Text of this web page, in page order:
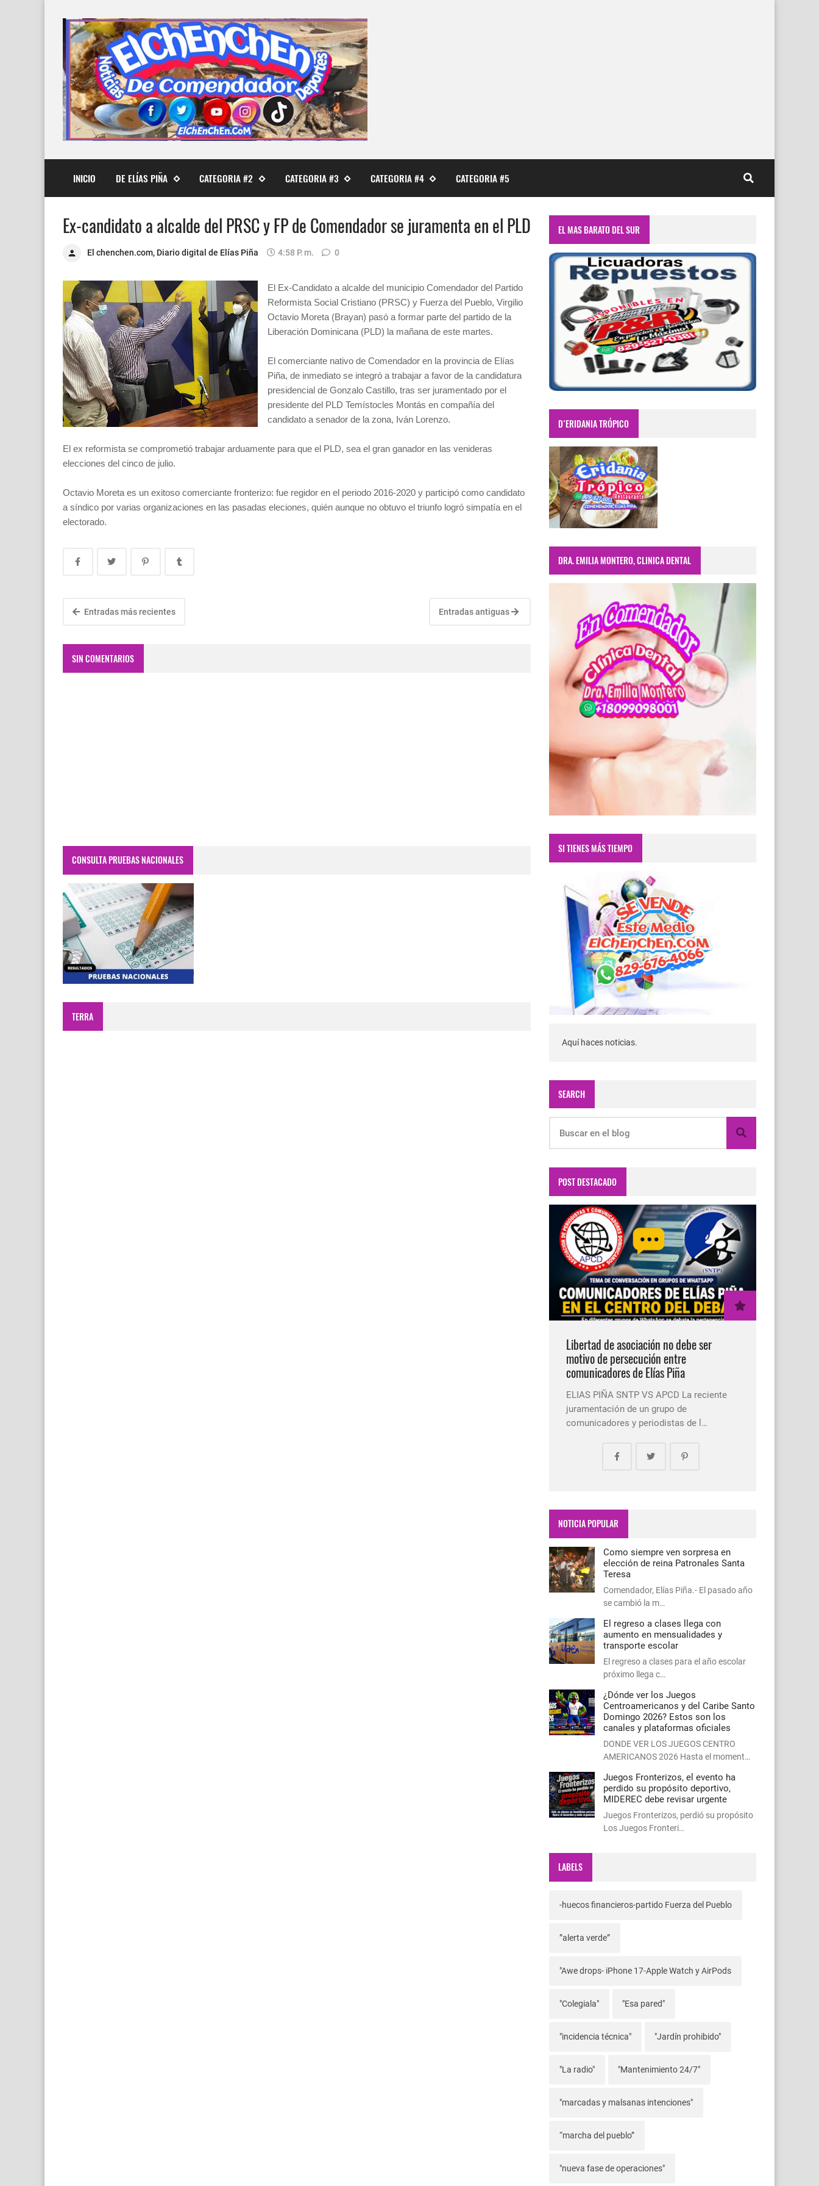
INICIO DE ELÍAS PIÑA CATEGORIA #2 CATEGORIA #3 CATEGORIA #4 CATEGORIA #5
Ex-candidato a alcalde del PRSC y FP de Comendador se juramenta en el PLD
El chenchen.com, Diario digital de Elías Piña 4:58 P. M. 0
El Ex-Candidato a alcalde del municipio Comendador del Partido
Reformista Social Cristiano (PRSC) y Fuerza del Pueblo, Virgilio
Octavio Moreta (Brayan) pasó a formar parte del partido de la
Liberación Dominicana (PLD) la mañana de este martes.
El comerciante nativo de Comendador en la provincia de Elías
Piña, de inmediato se integró a trabajar a favor de la candidatura
presidencial de Gonzalo Castillo, tras ser juramentado por el
presidente del PLD Temístocles Montás en compañía del
candidato a senador de la zona, Iván Lorenzo.
El ex reformista se comprometió trabajar arduamente para que el PLD, sea el gran ganador en las venideras
elecciones del cinco de julio.
Octavio Moreta es un exitoso comerciante fronterizo: fue regidor en el periodo 2016-2020 y participó como candidato
a síndico por varias organizaciones en las pasadas eleciones, quién aunque no obtuvo el triunfo logró simpatía en el
electorado.
Entradas más recientes Entradas antiguas
SIN COMENTARIOS
CONSULTA PRUEBAS NACIONALES
TERRA
EL MAS BARATO DEL SUR
D´ERIDANIA TRÓPICO
DRA. EMILIA MONTERO, CLINICA DENTAL
SI TIENES MÁS TIEMPO
Aquí haces noticias.
SEARCH
POST DESTACADO
Libertad de asociación no debe ser
motivo de persecución entre
comunicadores de Elías Piña
ELIAS PIÑA SNTP VS APCD La reciente
juramentación de un grupo de
comunicadores y periodistas de l…
NOTICIA POPULAR
Como siempre ven sorpresa en
elección de reina Patronales Santa
Teresa
Comendador, Elías Piña.- El pasado año
se cambió la m…
El regreso a clases llega con
aumento en mensualidades y
transporte escolar
El regreso a clases para el año escolar
próximo llega c…
¿Dónde ver los Juegos
Centroamericanos y del Caribe Santo
Domingo 2026? Estos son los
canales y plataformas oficiales
DONDE VER LOS JUEGOS CENTRO
AMERICANOS 2026 Hasta el moment…
Juegos Fronterizos, el evento ha
perdido su propósito deportivo,
MIDEREC debe revisar urgente
Juegos Fronterizos, perdió su propósito
Los Juegos Fronteri…
LABELS
-huecos financieros-partido Fuerza del Pueblo
”alerta verde”
"Awe drops- iPhone 17-Apple Watch y AirPods
"Colegiala" "Esa pared"
"incidencia técnica" "Jardín prohibido"
"La radio" "Mantenimiento 24/7"
"marcadas y malsanas intenciones"
“marcha del pueblo”
"nueva fase de operaciones"